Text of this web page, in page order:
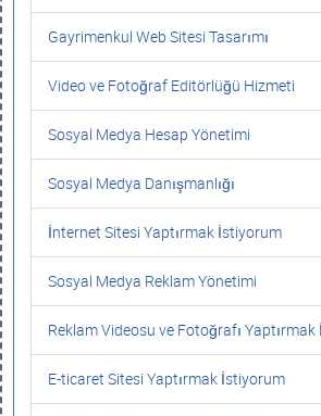
Gayrimenkul Web Sitesi Tasarımı
Video ve Fotoğraf Editörlüğü Hizmeti
Sosyal Medya Hesap Yönetimi
Sosyal Medya Danışmanlığı
İnternet Sitesi Yaptırmak İstiyorum
Sosyal Medya Reklam Yönetimi
Reklam Videosu ve Fotoğrafı
E-ticaret Sitesi Yaptırmak İstiyorum